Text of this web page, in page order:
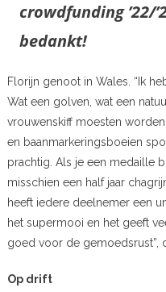
crowdfunding ’22/
bedankt!
Florijn genoot in Wales. “Ik
Wat een golven, wat een
vrouwenskiff moesten
en baanmarkeringsboeien
prachtig. Als je een medaille
misschien een half jaar
heeft iedere deelnemer een
het supermooi en het geeft
goed voor de gemoedsrust”,
Op drift